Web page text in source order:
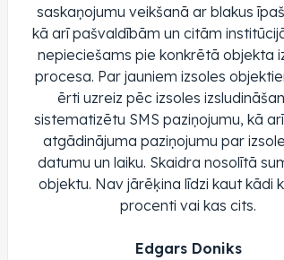
saskaņojumu veikšanā ar blakus
kā arī pašvaldībām un citām
nepieciešams pie konkrētā objekta
procesa. Par jauniem izsoles
ērti uzreiz pēc izsoles
sistematizētu SMS paziņojumu, kā
atgādinājuma paziņojumu par
datumu un laiku. Skaidra nosolītā
objektu. Nav jārēķina līdzi kaut kādi
procenti vai kas cits.
Edgars Doniks